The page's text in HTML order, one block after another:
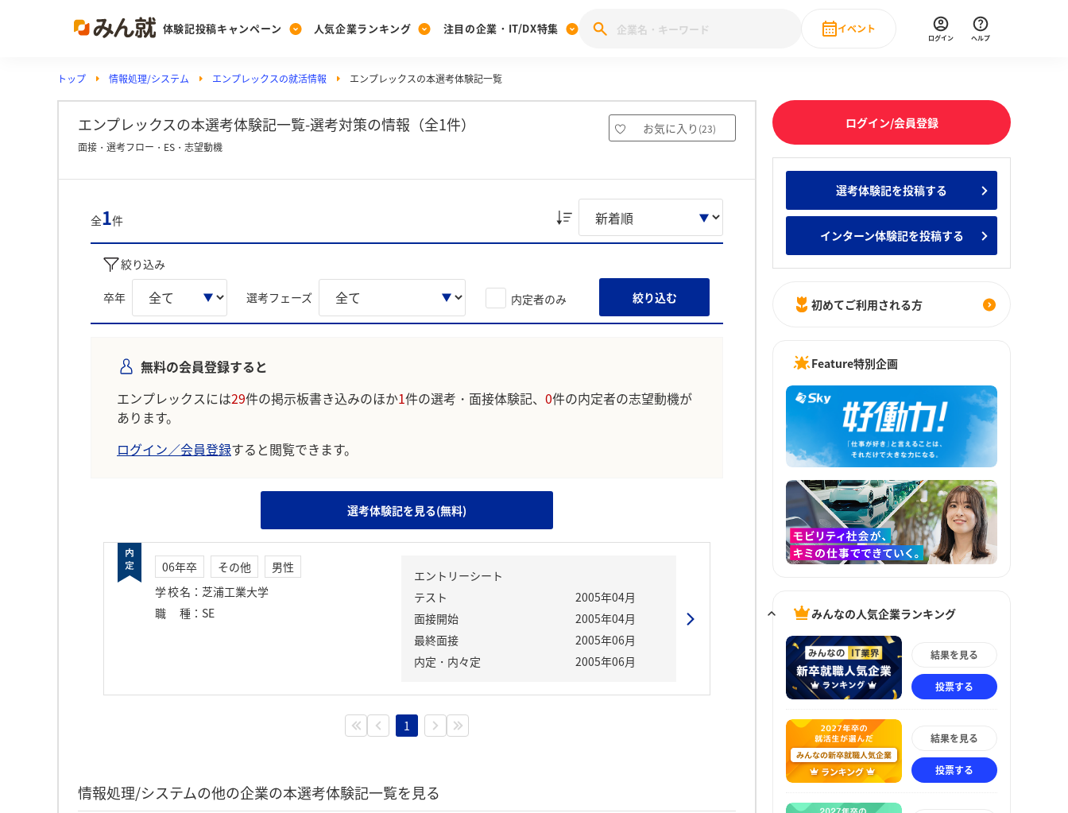
体験記投稿キャンペーン
Post
投稿する
[27卒] 本選考体験記投稿キャンペーン
人気企業ランキング
Ranking
ランキングを見る
みんなのDX企業就職ブランド調査
Vote みんなの新卒就職人気企業ランキング みんなのインターン人気企業ランキ
注目の企業・IT/DX特集
PickUp
注目の企業特集
28卒 IT・DX現場社員インタビュー
イベント
直近のイベント一覧
ログイン ヘルプ
トップ 情報処理/システム エンプレックスの就活情報 エンプレックスの本選考体験記一覧
エンプレックスの本選考体験記一覧-選考対策の情報（全1件） お気に入り (23)
面接・選考フロー・ES・志望動機
全1件
絞り込み
卒年 選考フェーズ 内定者のみ 絞り込む
無料の会員登録すると
エンプレックスには29件の掲示板書き込みのほか1件の選考・面接体験記、 0件の内定者の志望動機が
あります。
ログイン／会員登録すると閲覧できます。
選考体験記を見る(無料)
06年卒 その他
男性
学校名 ： 芝浦工業大学
職種 ： SE
エントリーシート
テスト
2005年04月
面接開始
2005年04月
最終面接
2005年06月
内定・内々定
2005年06月
1
情報処理/システムの他の企業の本選考体験記一覧を見る
ログイン/会員登録
選考体験記を投稿する
インターン体験記を投稿する
初めてご利用される方
Feature特別企画
みんなの人気企業ランキング
結果を見る
投票する
結果を見る
投票する